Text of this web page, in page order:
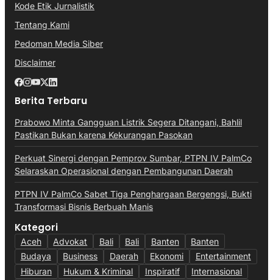
Kode Etik Jurnalistik
Tentang Kami
Pedoman Media Siber
Disclaimer
Berita Terbaru
Prabowo Minta Gangguan Listrik Segera Ditangani, Bahlil
Pastikan Bukan karena Kekurangan Pasokan
Perkuat Sinergi dengan Pemprov Sumbar, PTPN IV PalmCo
Selaraskan Operasional dengan Pembangunan Daerah
PTPN IV PalmCo Sabet Tiga Penghargaan Bergengsi, Bukti
Transformasi Bisnis Berbuah Manis
Kategori
Aceh Advokat Bali Bali Banten
Banten
Budaya
Business Daerah Ekonomi
Entertainment
Hiburan
Hukum & Kriminal Inspiratif
Internasional